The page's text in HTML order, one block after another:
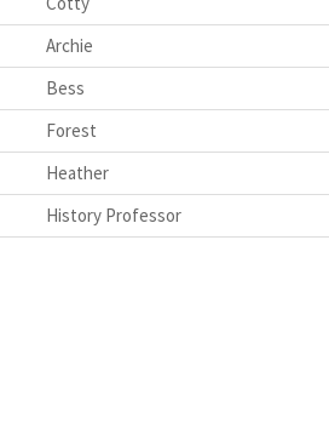
Archie
Bess
Forest
Heather
History Professor